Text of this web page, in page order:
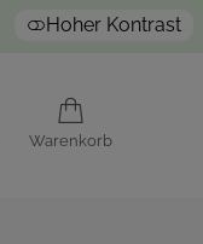
Hoher Kontrast
Warenkorb